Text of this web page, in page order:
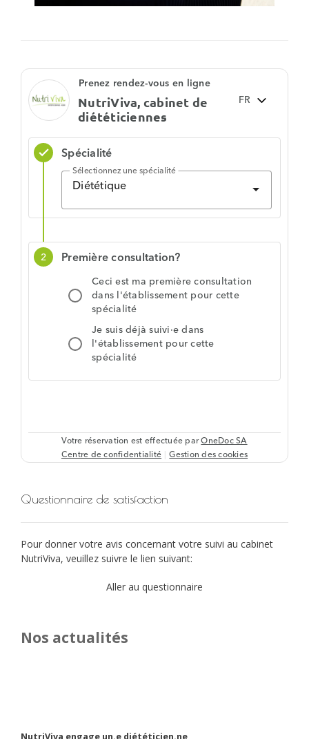
Questionnaire de satisfaction
Pour donner votre avis concernant votre suivi au cabinet
NutriViva, veuillez suivre le lien suivant:
Aller au questionnaire
Nos actualités